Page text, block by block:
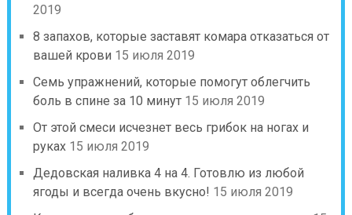
2019
8 запахов, которые заставят комара отказаться от
вашей крови 15 июля 2019
Семь упражнений, которые помогут облегчить
боль в спине за 10 минут 15 июля 2019
От этой смеси исчезнет весь грибок на ногах и
руках 15 июля 2019
Дедовская наливка 4 на 4. Готовлю из любой
ягоды и всегда очень вкусно! 15 июля 2019